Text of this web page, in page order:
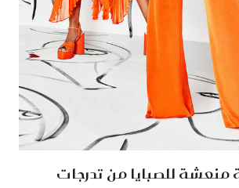
منعشة للصبايا من تدرجات